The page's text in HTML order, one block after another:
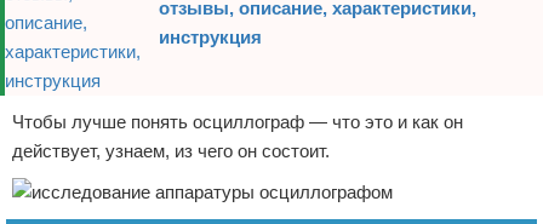
отзывы, описание, характеристики,
инструкция
Чтобы лучше понять осциллограф — что это и как он
действует, узнаем, из чего он состоит.